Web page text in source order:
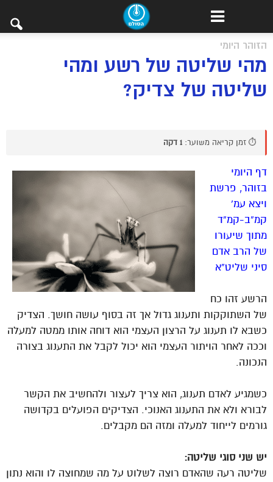
הזוהר היומי
מהי שליטה של רשע ומהי
שליטה של צדיק?
⏱️ זמן קריאה משוער: 1 דקה
דף היומי
בזוהר, פרשת
ויצא עמ’
קמ”ב-קמ”ד
מתוך שיעורו
של הרב אדם
סיני שליט”א
הרשע זהו כח
של השתוקקות ותענוג גדול אך זה בסוף עושה חושך. הצדיק
כשבא לו תענוג על הרצון העצמי הוא דוחה אותו ממטה למעלה
וככה לאחר הויתור העצמי הוא יכול לקבל את התענוג בצורה
הנכונה.
כשמגיע לאדם תענוג, הוא צריך לעצור ולהחשיב את הקשר
לבורא ולא את התענוג האנוכי. הצדיקים הפועלים בקדושה
גורמים לייחוד למעלה ומזה הם מקבלים.
יש שני סוגי שליטה:
שליטה רעה שהאדם רוצה לשלוט על מה שמחוצה לו והוא נתון